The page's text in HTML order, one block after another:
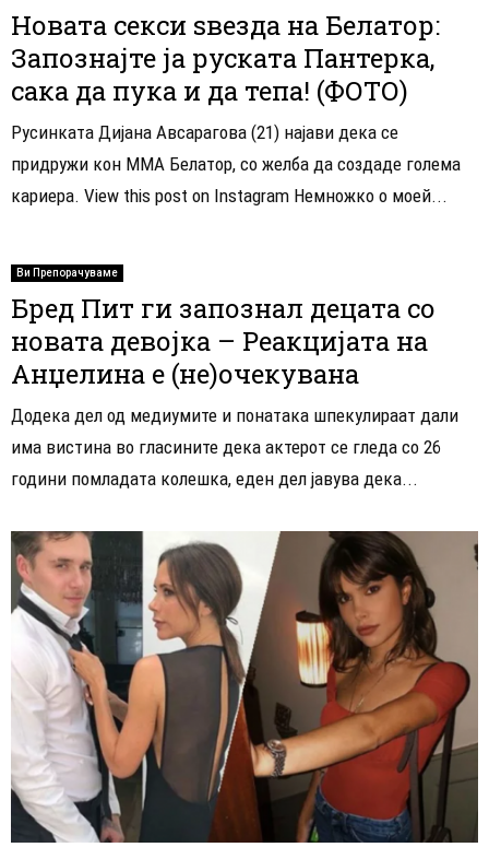
Новата секси ѕвезда на Белатор:
Запознајте ја руската Пантерка,
сака да пука и да тепа! (ФОТО)
Русинката Дијана Авсарагова (21) најави дека се
придружи кон ММА Белатор, со желба да создаде голема
кариера. View this post on Instagram Немножко о моей...
Ви Препорачуваме
Бред Пит ги запознал децата со
новата девојка – Реакцијата на
Анџелина е (не)очекувана
Додека дел од медиумите и понатака шпекулираат дали
има вистина во гласините дека актерот се гледа со 26
години помладата колешка, еден дел јавува дека...